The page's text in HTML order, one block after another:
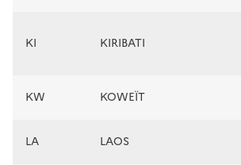
KI KIRIBATI
KW KOWEÏT
LA LAOS